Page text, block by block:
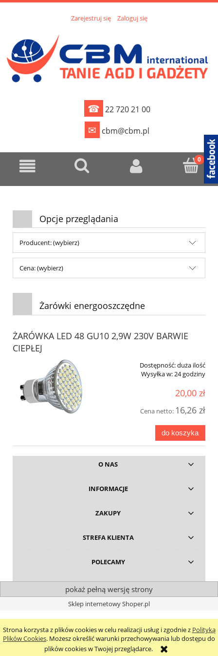
Strona korzysta z plików cookies w celu realizacji usług i zgodnie z Polityką
Plików Cookies. Możesz określić warunki przechowywania lub dostępu do
plików cookies w Twojej przeglądarce.
Zarejestruj się Zaloguj się
☎ 22 720 21 00
✉ cbm@cbm.pl
Opcje przeglądania
Producent: (wybierz)
Cena: (wybierz)
Żarówki energooszczędne
ŻARÓWKA LED 48 GU10 2,9W 230V BARWIE
CIEPŁEJ
Dostępność:duża ilość
Wysyłka w:24 godziny
20,00 zł
Cena netto: 16,26 zł
do koszyka
O NAS
INFORMACJE
ZAKUPY
STREFA KLIENTA
POLECAMY
pokaż pełną wersję strony
Sklep internetowy Shoper.pl